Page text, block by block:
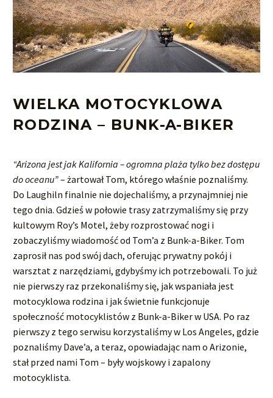
WIELKA MOTOCYKLOWA
RODZINA – BUNK-A-BIKER
“Arizona jest jak Kalifornia – ogromna plaża tylko bez dostępu
do oceanu”– żartował Tom, którego właśnie poznaliśmy.
Do Laughiln finalnie nie dojechaliśmy, a przynajmniej nie
tego dnia. Gdzieś w połowie trasy zatrzymaliśmy się przy
kultowym Roy’s Motel, żeby rozprostować nogi i
zobaczyliśmy wiadomość od Tom’a z Bunk-a-Biker. Tom
zaprosił nas pod swój dach, oferując prywatny pokój i
warsztat z narzędziami, gdybyśmy ich potrzebowali. To już
nie pierwszy raz przekonaliśmy się, jak wspaniała jest
motocyklowa rodzina i jak świetnie funkcjonuje
społeczność motocyklistów z Bunk-a-Biker w USA. Po raz
pierwszy z tego serwisu korzystaliśmy w Los Angeles, gdzie
poznaliśmy Dave’a, a teraz, opowiadając nam o Arizonie,
stał przed nami Tom – były wojskowy i zapalony
motocyklista.